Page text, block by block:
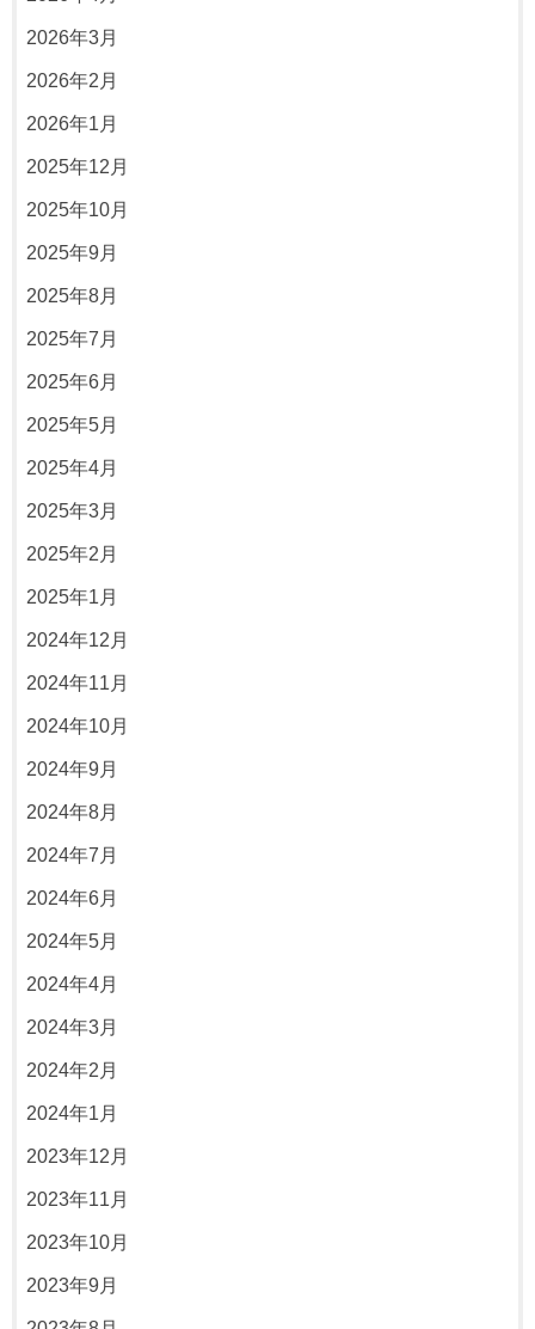
2026年3月
2026年2月
2026年1月
2025年12月
2025年10月
2025年9月
2025年8月
2025年7月
2025年6月
2025年5月
2025年4月
2025年3月
2025年2月
2025年1月
2024年12月
2024年11月
2024年10月
2024年9月
2024年8月
2024年7月
2024年6月
2024年5月
2024年4月
2024年3月
2024年2月
2024年1月
2023年12月
2023年11月
2023年10月
2023年9月